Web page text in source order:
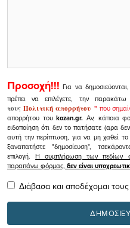
Προσοχή!!! Για να
πρέπει να επιλέγετε, την παρακάτω
τουςΠολιτική απορρήτου" που
απορρήτου τουkozan.gr. Αν, κάποια
ειδοποίηση ότι δεν το πατήσατε (αρα
αυτή την περίπτωση, για να μη χαθεί
ξαναπατήστε "δημοσίευση",
επιλογή.Η συμπλήρωση των πεδίων
παραπάνω φόρμας, δεν είναι
Διάβασα και αποδέχομαι τους